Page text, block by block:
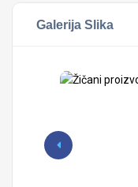
Galerija Slika